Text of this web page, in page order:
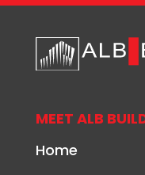
MEET ALB
Home